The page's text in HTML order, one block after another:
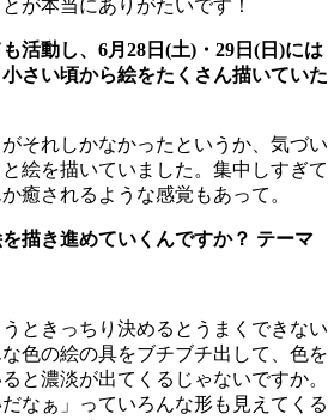
が本当にありがたいです！
動し、6月28日(土)・29日(日)には
さい頃から絵をたくさん描いていた
それしかなかったというか、気づい
絵を描いていました。集中しすぎて
癒されるような感覚もあって。
描き進めていくんですか？ テーマ
ときっちり決めるとうまくできない
色の絵の具をブチブチ出して、色を
と濃淡が出てくるじゃないですか。
なぁ」っていろんな形も見えてくる